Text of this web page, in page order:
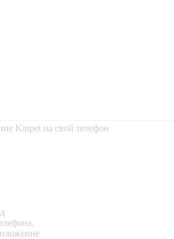
Kinpet на свой телефон